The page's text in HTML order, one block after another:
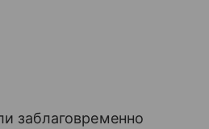
заблаговременно